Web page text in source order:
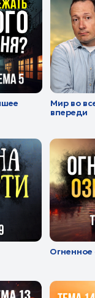
Мир во всем
впереди
Огненное озеро